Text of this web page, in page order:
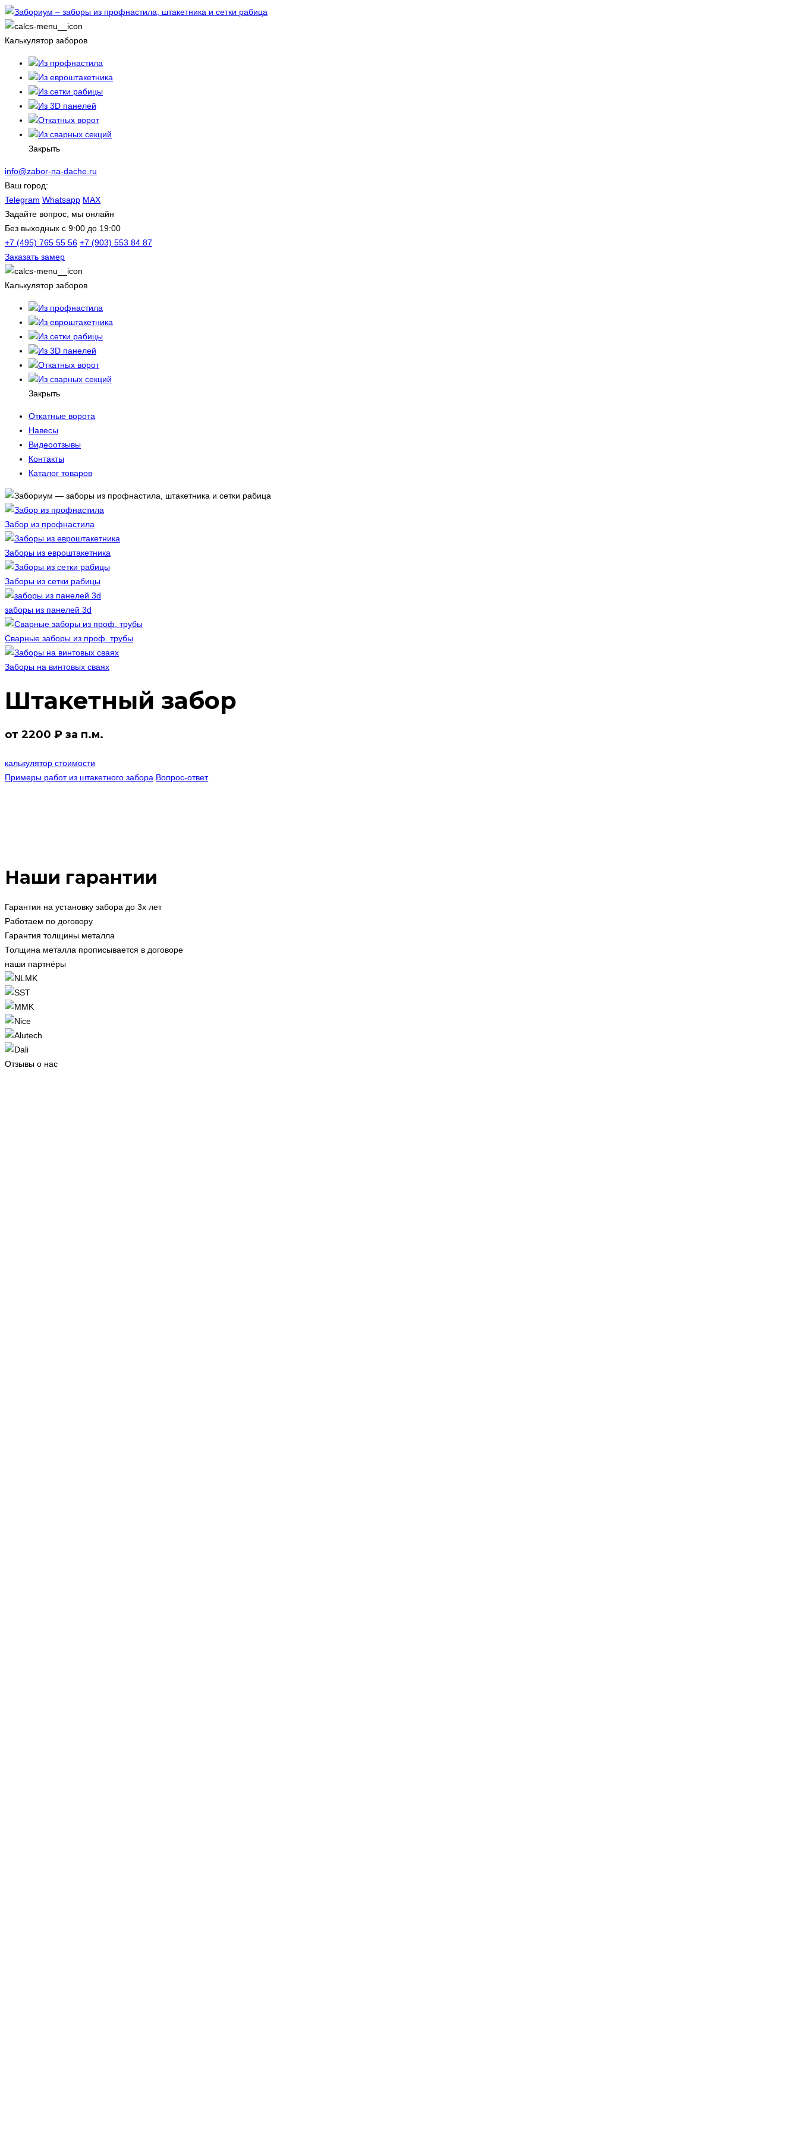
Калькулятор заборов
Из профнастила
Из евроштакетника
Из сетки рабицы
Из 3D панелей
Откатных ворот
Из сварных секций
Закрыть
info@zabor-na-dache.ru
Ваш город:
Telegram Whatsapp MAX
Задайте вопрос, мы онлайн
Без выходных c 9:00 до 19:00
+7 (495) 765 55 56 +7 (903) 553 84 87
Заказать замер
Калькулятор заборов
Из профнастила
Из евроштакетника
Из сетки рабицы
Из 3D панелей
Откатных ворот
Из сварных секций
Закрыть
Откатные ворота
Навесы
Видеоотзывы
Контакты
Каталог товаров
Забор из профнастила
Заборы из евроштакетника
Заборы из сетки рабицы
заборы из панелей 3d
Сварные заборы из проф. трубы
Заборы на винтовых сваях
Штакетный забор
от 2200 ₽ за п.м.
калькулятор стоимости
Примеры работ из штакетного забора Вопрос-ответ
Наши гарантии
Гарантия на установку забора до 3х лет
Работаем по договору
Гарантия толщины металла
Толщина металла прописывается в договоре
наши партнёры
Отзывы о нас